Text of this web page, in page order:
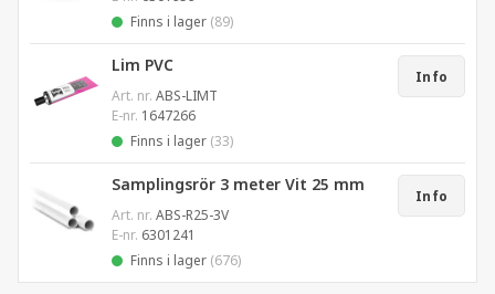
Finns i lager (89)
Lim PVC
Art. nr. ABS-LIMT
E-nr. 1647266
Finns i lager (33)
Info
Samplingsrör 3 meter Vit 25 mm
Art. nr. ABS-R25-3V
E-nr. 6301241
Finns i lager (676)
Info